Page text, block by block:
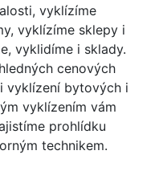
vyklízíme
vyklízíme sklepy i
vyklidíme i sklady.
cenových
vyklízení bytových i
vyklízením vám
prohlídku
technikem.